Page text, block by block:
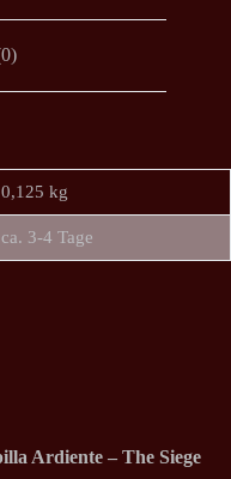
0,125 kg
ca. 3-4 Tage
Ardiente – The Siege